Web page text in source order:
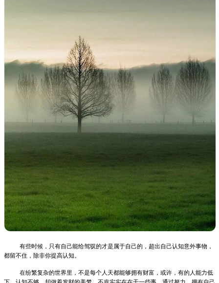
有些时候，只有自己能给驾驭的才是属于自己的，超出自己认知意外事物，
都留不住，除非你提高认知。
在纷繁复杂的世界里，不是每个人天都能够拥有财富，或许，有的人能力低